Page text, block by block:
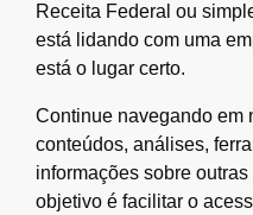
Receita Federal ou
está lidando com uma
está o lugar certo.
Continue navegando em
conteúdos, análises,
informações sobre
objetivo é facilitar o